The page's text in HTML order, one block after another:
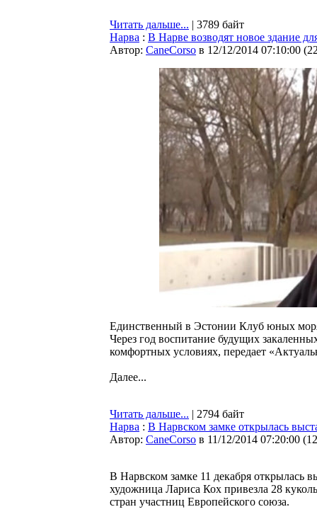
Читать дальше... | 3789 байт
Нарва : В Нарве возводят новое здание
Автор: CaneCorso в 12/12/2014 07:10:00 (
Единственный в Эстонии Клуб юных
Через год воспитание будущих
комфортных условиях, передает
Далее...
Читать дальше... | 2794 байт
Нарва : В Нарвском замке открылась
Автор: CaneCorso в 11/12/2014 07:20:00 (
В Нарвском замке 11 декабря открылась
художница Лариса Кох привезла 28
стран участниц Европейского союза.